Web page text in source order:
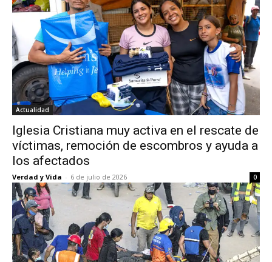
Actualidad
Iglesia Cristiana muy activa en el rescate de
víctimas, remoción de escombros y ayuda a
los afectados
Verdad y Vida - 6 de julio de 2026 0